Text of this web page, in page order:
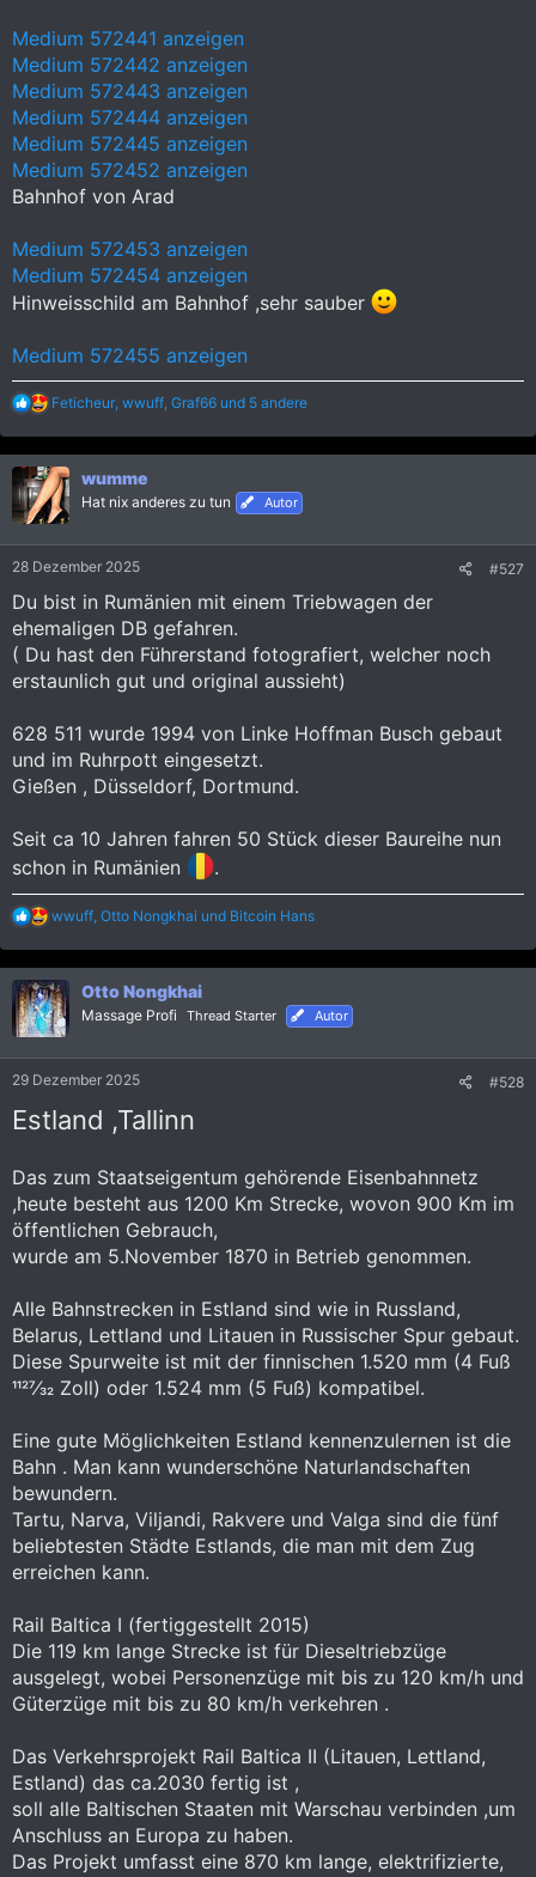
Medium 572441 anzeigen
Medium 572442 anzeigen
Medium 572443 anzeigen
Medium 572444 anzeigen
Medium 572445 anzeigen
Medium 572452 anzeigen
Bahnhof von Arad
Medium 572453 anzeigen
Medium 572454 anzeigen
Hinweisschild am Bahnhof ,sehr sauber
Medium 572455 anzeigen
R
a
k
t
i
o
n
Feticheur, wwuff, Graf66 und 5 andere
wumme
Hat nix anderes zu tun Autor
28 Dezember 2025 #527
Du bist in Rumänien mit einem Triebwagen der
ehemaligen DB gefahren.
( Du hast den Führerstand fotografiert, welcher noch
erstaunlich gut und original aussieht)
628 511 wurde 1994 von Linke Hoffman Busch gebaut
und im Ruhrpott eingesetzt.
Gießen , Düsseldorf, Dortmund.
Seit ca 10 Jahren fahren 50 Stück dieser Baureihe nun
schon in Rumänien
.
R
a
k
t
i
o
n
wwuff Otto Nongkhai und Bitcoin Hans
Otto Nongkhai
Massage Profi Thread Starter Autor
29 Dezember 2025 #528
Estland ,Tallinn
Das zum Staatseigentum gehörende Eisenbahnnetz
,heute besteht aus 1200 Km Strecke, wovon 900 Km im
öffentlichen Gebrauch,
wurde am 5.November 1870 in Betrieb genommen.
Alle Bahnstrecken in Estland sind wie in Russland,
Belarus, Lettland und Litauen in Russischer Spur gebaut.
Diese Spurweite ist mit der finnischen 1.520 mm (4 Fuß
1127⁄32 Zoll) oder 1.524 mm (5 Fuß) kompatibel.
Eine gute Möglichkeiten Estland kennenzulernen ist die
Bahn . Man kann wunderschöne Naturlandschaften
bewundern.
Tartu, Narva, Viljandi, Rakvere und Valga sind die fünf
beliebtesten Städte Estlands, die man mit dem Zug
erreichen kann.
Rail Baltica I (fertiggestellt 2015)
Die 119 km lange Strecke ist für Dieseltriebzüge
ausgelegt, wobei Personenzüge mit bis zu 120 km/h und
Güterzüge mit bis zu 80 km/h verkehren .
Das Verkehrsprojekt Rail Baltica II (Litauen, Lettland,
Estland) das ca.2030 fertig ist ,
soll alle Baltischen Staaten mit Warschau verbinden ,um
Anschluss an Europa zu haben.
Das Projekt umfasst eine 870 km lange, elektrifizierte,